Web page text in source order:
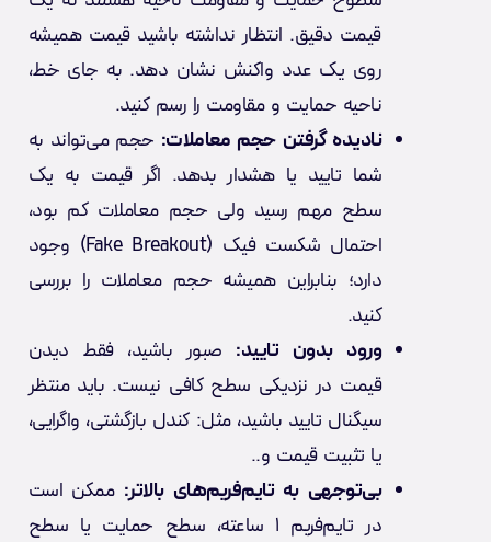
قیمت دقیق. انتظار نداشته باشید قیمت همیشه
روی یک عدد واکنش نشان دهد. به جای خط،
ناحیه حمایت و مقاومت را رسم کنید.
نادیده گرفتن حجم معاملات: حجم می‌تواند به
شما تایید یا هشدار بدهد. اگر قیمت به یک
سطح مهم رسید ولی حجم معاملات کم بود،
احتمال شکست فیک (Fake Breakout) وجود
دارد؛ بنابراین همیشه حجم معاملات را بررسی
کنید.
ورود بدون تایید: صبور باشید، فقط دیدن
قیمت در نزدیکی سطح کافی نیست. باید منتظر
سیگنال تایید باشید، مثل: کندل بازگشتی، واگرایی،
یا تثبیت قیمت و..
بی‌توجهی به تایم‌فریم‌های بالاتر:ممکن است
در تایم‌فریم ۱ ساعته، سطح حمایت یا سطح